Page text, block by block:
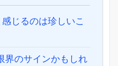
じるのは珍しいこ
界のサインかもしれ